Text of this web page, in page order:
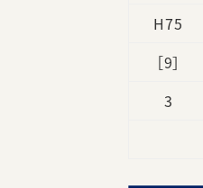
H75
［9］
3